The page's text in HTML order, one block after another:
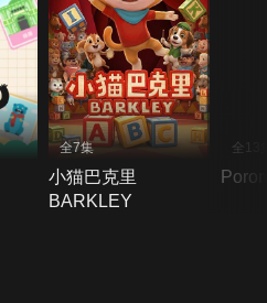
全7集
小猫巴克里
BARKLEY
全13